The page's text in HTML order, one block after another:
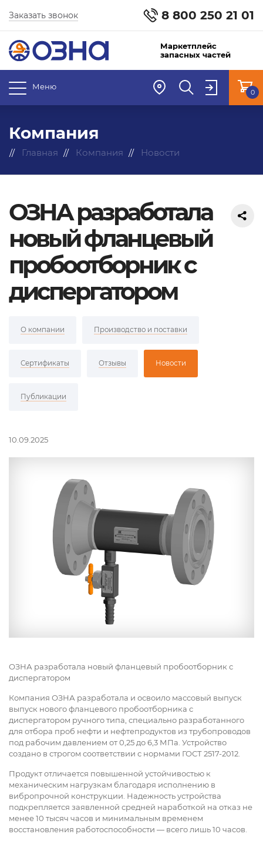
8 800 250 21 01
Заказать звонок
Маркетплейс
запасных частей
Меню
0
Компания
Главная Компания Новости
ОЗНА разработала
новый фланцевый
пробоотборник с
диспергатором
О компании Производство и поставки
Сертификаты Отзывы Новости
Публикации
10.09.2025
ОЗНА разработала новый фланцевый пробоотборник с
диспергатором
Компания ОЗНА разработала и освоило массовый выпуск
выпуск нового фланцевого пробоотборника с
диспергатором ручного типа, специально разработанного
для отбора проб нефти и нефтепродуктов из трубопроводов
под рабочим давлением от 0,25 до 6,3 МПа. Устройство
создано в строгом соответствии с нормами ГОСТ 2517-2012.
Продукт отличается повышенной устойчивостью к
механическим нагрузкам благодаря исполнению в
вибропрочной конструкции. Надежность устройства
подкрепляется заявленной средней наработкой на отказ не
менее 10 тысяч часов и минимальным временем
восстановления работоспособности — всего лишь 10 часов.